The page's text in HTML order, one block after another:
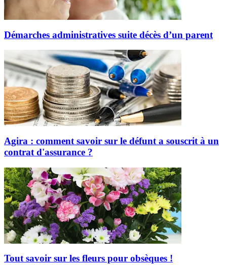
Démarches administratives suite décès d’un parent
Agira : comment savoir sur le défunt a souscrit à un
contrat d'assurance ?
Tout savoir sur les fleurs pour obsèques !